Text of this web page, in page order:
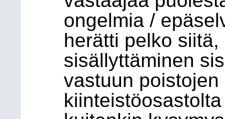
ongelmia /
herätti pelko
sisällyttäminen
vastuun